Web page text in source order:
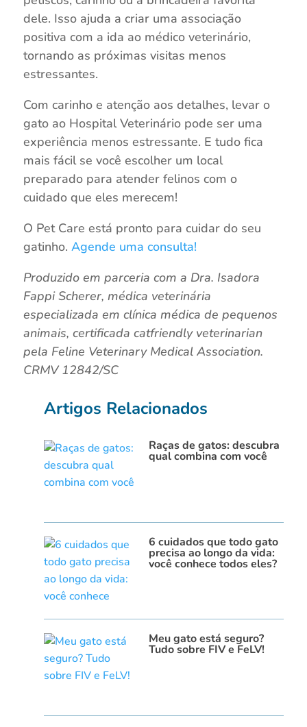
dele. Isso ajuda a criar uma associação
positiva com a ida ao médico veterinário,
tornando as próximas visitas menos
estressantes.
Com carinho e atenção aos detalhes, levar o
gato ao Hospital Veterinário pode ser uma
experiência menos estressante. E tudo fica
mais fácil se você escolher um local
preparado para atender felinos com o
cuidado que eles merecem!
O Pet Care está pronto para cuidar do seu
gatinho. Agende uma consulta!
Produzido em parceria com a Dra. Isadora
Fappi Scherer, médica veterinária
especializada em clínica médica de pequenos
animais, certificada catfriendly veterinarian
pela Feline Veterinary Medical Association.
CRMV 12842/SC
Artigos Relacionados
Raças de gatos: descubra
qual combina com você
6 cuidados que todo gato
precisa ao longo da vida:
você conhece todos eles?
Meu gato está seguro?
Tudo sobre FIV e FeLV!